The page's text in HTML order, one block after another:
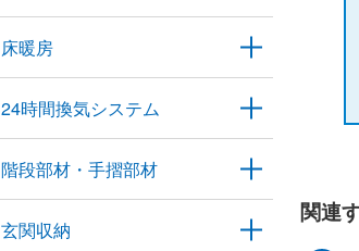
床暖房
24時間換気システム
階段部材・手摺部材
玄関収納
関連